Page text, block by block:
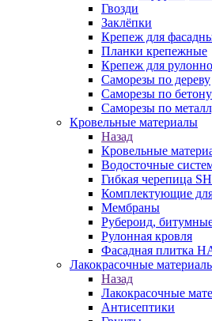
Гвозди
Заклёпки
Крепеж для
Планки крепежные
Крепеж для
Саморезы по дереву
Саморезы по бетону
Саморезы по
Кровельные материалы
Назад
Кровельные
Водосточные
Гибкая черепица
Комплектующие
Мембраны
Рубероид,
Рулонная кровля
Фасадная плитка
Лакокрасочные
Назад
Лакокрасочные
Антисептики